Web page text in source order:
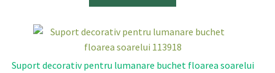
Suport decorativ pentru lumanare buchet floarea soarelui